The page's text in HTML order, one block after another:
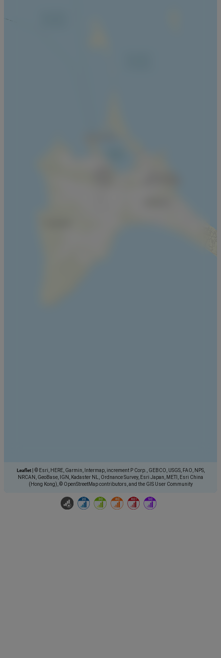
Leaflet
© Esri, HERE, Garmin, Intermap, increment P Corp., GEBCO, USGS, FAO, NPS,
NRCAN, GeoBase, IGN, Kadaster NL, Ordnance Survey, Esri Japan, METI, Esri China
(Hong Kong), © OpenStreetMap contributors, and the GIS User Community